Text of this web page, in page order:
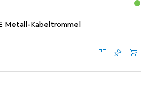
Metall-Kabeltrommel